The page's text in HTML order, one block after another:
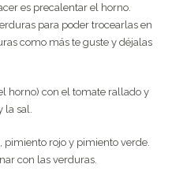
es precalentar el horno.
para poder trocearlas en
como más te guste y déjalas
horno) con el tomate rallado y
la sal.
pimiento rojo y pimiento verde.
con las verduras.